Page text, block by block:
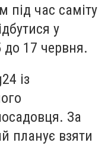
час саміту
у
до 17 червня.
із
За
планує взяти